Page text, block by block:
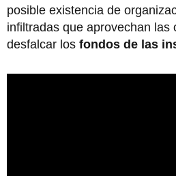
posible existencia de
infiltradas que aprovechan las
desfalcar los fondos de las